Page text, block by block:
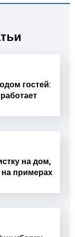
гостей:
на дом,
примерах